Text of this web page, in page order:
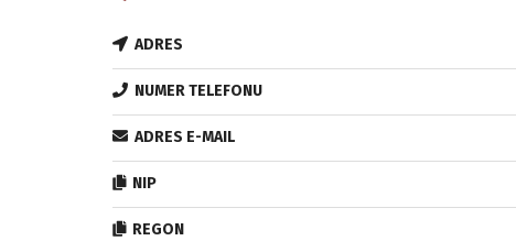
ADRES
NUMER TELEFONU
ADRES E-MAIL
NIP
REGON